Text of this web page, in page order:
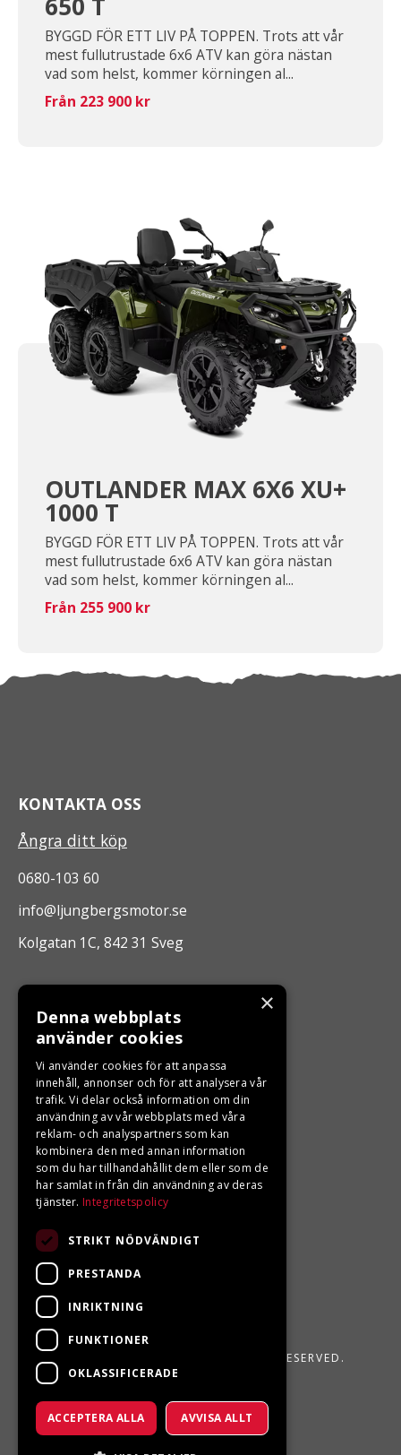
650 T
BYGGD FÖR ETT LIV PÅ TOPPEN. Trots att vår
mest fullutrustade 6x6 ATV kan göra nästan
vad som helst, kommer körningen al...
Från 223 900 kr
OUTLANDER MAX 6X6 XU+
1000 T
BYGGD FÖR ETT LIV PÅ TOPPEN. Trots att vår
mest fullutrustade 6x6 ATV kan göra nästan
vad som helst, kommer körningen al...
Från 255 900 kr
KONTAKTA OSS
Ångra ditt köp
0680-103 60
info@ljungbergsmotor.se
Kolgatan 1C, 842 31 Sveg
ÖPPETTIDER
Måndag - Fredag 10.00 -17.00
LJUNGBERGS MOTOR
Din BRP återförsäljare i Sveg!
LJUNGBERGS MOTOR 2026. ALL RIGHTS RESERVED.
POWERED BY EMPORI CMS
×
Denna webbplats
använder cookies
Vi använder cookies för att anpassa
innehåll, annonser och för att analysera vår
trafik. Vi delar också information om din
användning av vår webbplats med våra
reklam- och analyspartners som kan
kombinera den med annan information
som du har tillhandahållit dem eller som de
har samlat in från din användning av deras
tjänster. Integritetspolicy
STRIKT NÖDVÄNDIGT
PRESTANDA
INRIKTNING
FUNKTIONER
OKLASSIFICERADE
ACCEPTERA ALLA AVVISA ALLT